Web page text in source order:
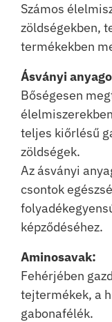
Számos
zöldségekben,
termékekben
Ásványi
Bőségesen
teljes kiőrlésű
zöldségek.
Az ásványi
csontok
képződéséhez.
Aminosavak:
Fehérjében
tejtermékek, a
gabonafélék.